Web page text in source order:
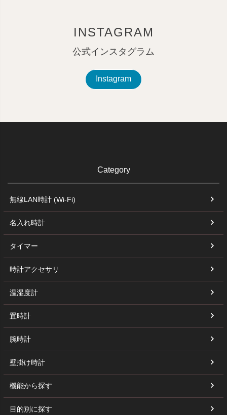
INSTAGRAM
公式インスタグラム
Instagram
Category
無線LAN時計 (Wi-Fi)
名入れ時計
タイマー
時計アクセサリ
温湿度計
置時計
腕時計
壁掛け時計
機能から探す
目的別に探す